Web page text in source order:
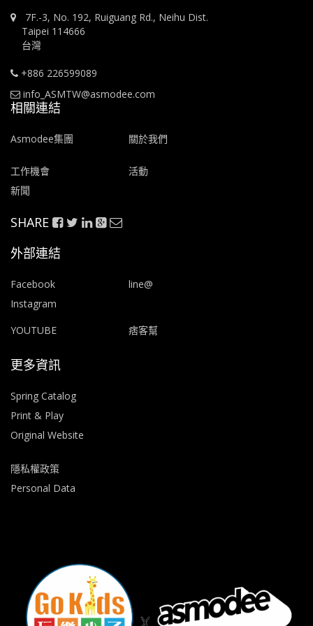
7F.-3, No. 192, Ruiguang Rd., Neihu Dist.
Taipei 114666
台灣
+886 226599089
info_ASMTW@asmodee.com
相關連結
Asmodee集團 關於我們
工作機會
活動
新聞
SHARE
外部連結
Facebook
line@
Instagram
YOUTUBE
痞客幫
更多資訊
Spring Catalog
Print & Play
Original Website
隱私權政策
Personal Data